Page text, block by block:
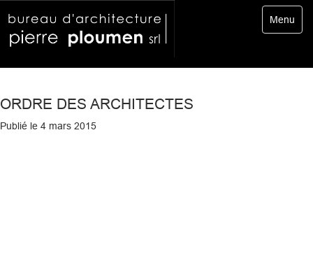
Toggle
Menu
ORDRE DES ARCHITECTES
Publié le 4 mars 2015